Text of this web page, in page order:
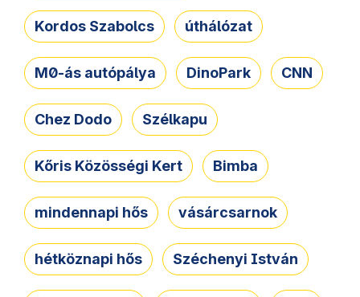
Kordos Szabolcs úthálózat
M0-ás autópálya DinoPark CNN
Chez Dodo Szélkapu
Kőris Közösségi Kert Bimba
mindennapi hős vásárcsarnok
hétköznapi hős Széchenyi István